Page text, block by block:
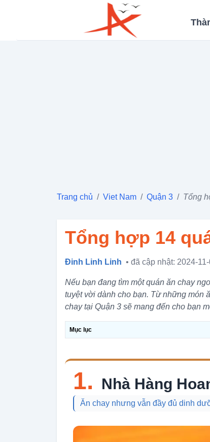
Trang chủ / Viet Nam / Quận 3 / Tổng
Tổng hợp 14
Đinh Linh Linh • đã cập nhật: 2024-
Nếu bạn đang tìm một quán ăn chay
tuyệt vời dành cho bạn. Từ những món
chay tại Quận 3 sẽ mang đến cho bạn
Mục lục
1. Nhà Hàng
Ăn chay nhưng vẫn đầy đủ dinh